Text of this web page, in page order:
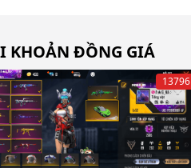
KHOẢN ĐỒNG GIÁ
13796